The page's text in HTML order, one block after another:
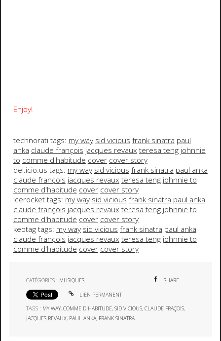
Enjoy!
technorati tags: my way sid vicious frank sinatra paul
anka claude françois jacques revaux teresa teng johnnie
to comme d'habitude cover cover story
del.icio.us tags: my way sid vicious frank sinatra paul anka
claude françois jacques revaux teresa teng johnnie to
comme d'habitude cover cover story
icerocket tags: my way sid vicious frank sinatra paul anka
claude françois jacques revaux teresa teng johnnie to
comme d'habitude cover cover story
keotag tags: my way sid vicious frank sinatra paul anka
claude françois jacques revaux teresa teng johnnie to
comme d'habitude cover cover story
CATÉGORIES : MUSIQUES SHARE
LIEN PERMANENT
TAGS : MY WAY,COMME D'HABITUDE,SID VICIOUS,CLAUDE FRAÇOIS,
JACQUES REVAUX, PAUL ANKA, FRANK SINATRA